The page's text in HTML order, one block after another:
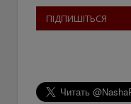
ПІДПИШІТЬСЯ